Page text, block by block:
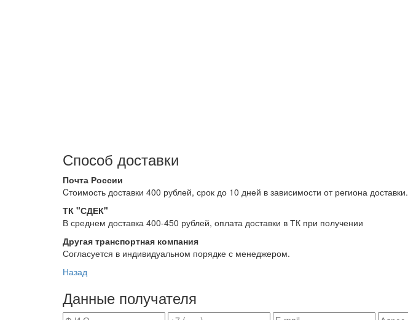
Способ доставки
Почта России
Cтоимость доставки 400 рублей, срок до 10 дней в зависимости от региона доставки.
ТК "СДЕК"
В среднем доставка 400-450 рублей, оплата доставки в ТК при получении
Другая транспортная компания
Согласуется в индивидуальном порядке с менеджером.
Назад
Данные получателя